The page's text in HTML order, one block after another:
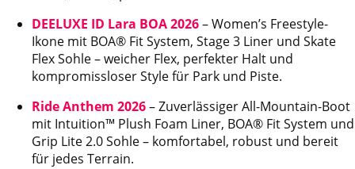
DEELUXE ID Lara BOA 2026– Women’s Freestyle-
Ikone mit BOA® Fit System, Stage 3 Liner und Skate
Flex Sohle – weicher Flex, perfekter Halt und
kompromissloser Style für Park und Piste.
Ride Anthem 2026– Zuverlässiger All-Mountain-Boot
mit Intuition™ Plush Foam Liner, BOA® Fit System und
Grip Lite 2.0 Sohle – komfortabel, robust und bereit
für jedes Terrain.